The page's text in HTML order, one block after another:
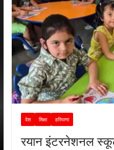
देश शिक्षा हरियाणा
रयान इंटरनेशनल